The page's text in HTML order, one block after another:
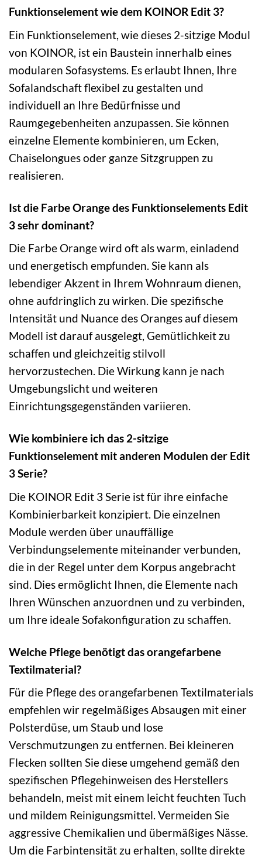
Funktionselement wie dem KOINOR Edit 3?
Ein Funktionselement, wie dieses 2-sitzige Modul
von KOINOR, ist ein Baustein innerhalb eines
modularen Sofasystems. Es erlaubt Ihnen, Ihre
Sofalandschaft flexibel zu gestalten und
individuell an Ihre Bedürfnisse und
Raumgegebenheiten anzupassen. Sie können
einzelne Elemente kombinieren, um Ecken,
Chaiselongues oder ganze Sitzgruppen zu
realisieren.
Ist die Farbe Orange des Funktionselements Edit
3 sehr dominant?
Die Farbe Orange wird oft als warm, einladend
und energetisch empfunden. Sie kann als
lebendiger Akzent in Ihrem Wohnraum dienen,
ohne aufdringlich zu wirken. Die spezifische
Intensität und Nuance des Oranges auf diesem
Modell ist darauf ausgelegt, Gemütlichkeit zu
schaffen und gleichzeitig stilvoll
hervorzustechen. Die Wirkung kann je nach
Umgebungslicht und weiteren
Einrichtungsgegenständen variieren.
Wie kombiniere ich das 2-sitzige
Funktionselement mit anderen Modulen der Edit
3 Serie?
Die KOINOR Edit 3 Serie ist für ihre einfache
Kombinierbarkeit konzipiert. Die einzelnen
Module werden über unauffällige
Verbindungselemente miteinander verbunden,
die in der Regel unter dem Korpus angebracht
sind. Dies ermöglicht Ihnen, die Elemente nach
Ihren Wünschen anzuordnen und zu verbinden,
um Ihre ideale Sofakonfiguration zu schaffen.
Welche Pflege benötigt das orangefarbene
Textilmaterial?
Für die Pflege des orangefarbenen Textilmaterials
empfehlen wir regelmäßiges Absaugen mit einer
Polsterdüse, um Staub und lose
Verschmutzungen zu entfernen. Bei kleineren
Flecken sollten Sie diese umgehend gemäß den
spezifischen Pflegehinweisen des Herstellers
behandeln, meist mit einem leicht feuchten Tuch
und mildem Reinigungsmittel. Vermeiden Sie
aggressive Chemikalien und übermäßiges Nässe.
Um die Farbintensität zu erhalten, sollte direkte